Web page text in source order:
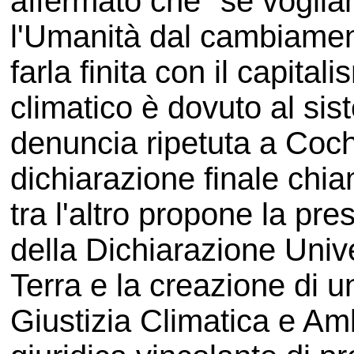
l'Umanità dal
farla finita con il
climatico è dovuto al
denuncia ripetuta a
dichiarazione finale
tra l'altro propone la
della Dichiarazione
Terra e la creazione di
Giustizia Climatica e